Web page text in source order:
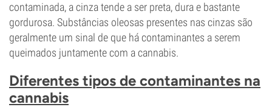
contaminada, a cinza tende a ser preta, dura e bastante
gordurosa. Substâncias oleosas presentes nas cinzas são
geralmente um sinal de que há contaminantes a serem
queimados juntamente com a cannabis.
Diferentes tipos de contaminantes na
cannabis